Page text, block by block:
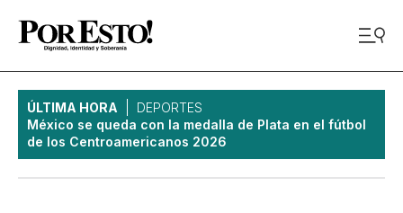
ÚLTIMA HORA
DEPORTES
México se queda con la medalla de Plata en el fútbol
de los Centroamericanos 2026